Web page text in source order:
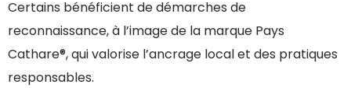
Certains bénéficient de démarches de
reconnaissance, à l’image de la marque Pays
Cathare®, qui valorise l’ancrage local et des pratiques
responsables.